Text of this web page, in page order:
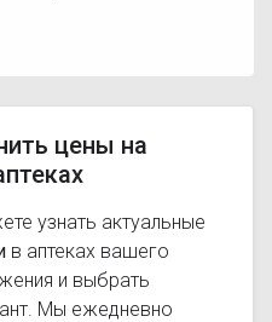
цены на
узнать актуальные
в аптеках вашего
и выбрать
Мы ежедневно